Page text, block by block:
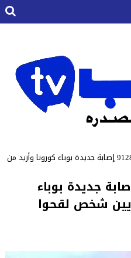
المغرب : تسجيل 9128 إصابة جديدة بوباء كورونا وأزيد من
: تسجيل 9128 إصابة جديدة بوباء
وأزيد من 10 ملايين شخص لقحوا